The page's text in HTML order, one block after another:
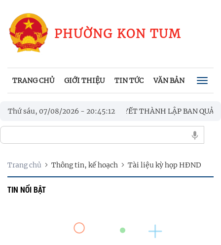
PHƯỜNG KON TUM
TRANG CHỦ GIỚI THIỆU TIN TỨC VĂN BẢN CHÍNH
Thứ sáu, 07/08/2026 - 20:45:12
PHƯỜNG KON TUM CÔNG BỐ QUYẾT THÀNH LẬP BAN QUẢN
Trang chủ Thông tin, kế hoạch Tài liệu kỳ họp HĐND
TIN NỔI BẬT